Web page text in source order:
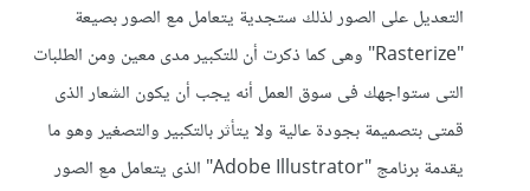
التعديل على الصور لذلك ستجدية يتعامل مع الصور بصيعة
"Rasterize" وهى كما ذكرت أن للتكبير مدى معين ومن الطلبات
التى ستواجهك فى سوق العمل أنه يجب أن يكون الشعار الذى
قمتى بتصميمة بجودة عالية ولا يتأثر بالتكبير والتصغير وهو ما
يقدمة برنامج "Adobe Illustrator" الذى يتعامل مع الصور